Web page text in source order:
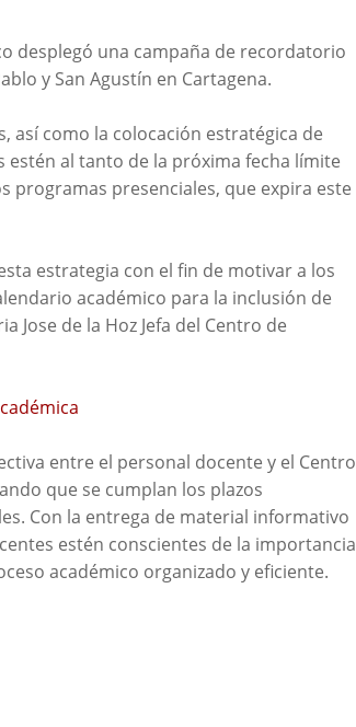
desplegó una campaña de recordatorio
y San Agustín en Cartagena.
así como la colocación estratégica de
al tanto de la próxima fecha límite
programas presenciales, que expira este
estrategia con el fin de motivar a los
académico para la inclusión de
Jose de la Hoz Jefa del Centro de
entre el personal docente y el Centro
que se cumplan los plazos
Con la entrega de material informativo
estén conscientes de la importancia
académico organizado y eficiente.